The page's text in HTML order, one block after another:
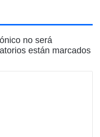
no será
están marcados